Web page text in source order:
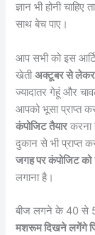
ज्ञान भी होनी
साथ बेच पाए।
आप सभी को इस
खेतीअक्टूबर से लेकर
ज्यादातर गेहूं और
आपको भूसा प्राप्त
कंपोजिट तैयारकरना
दुकान से भी प्राप्त
जगह पर कंपोजिट को
लगाना है।
बीज लगने के 40 से
मशरूम दिखने लगेंगे